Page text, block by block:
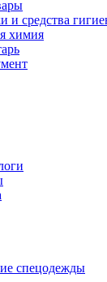
и средства
химия
спецодежды